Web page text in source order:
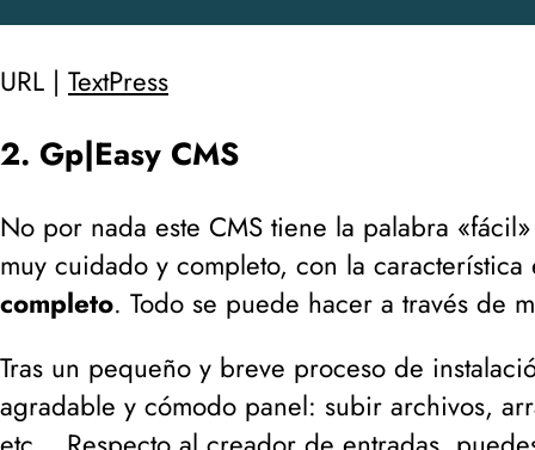
URL | TextPress
2. Gp|Easy CMS
No por nada este CMS tiene la palabra
muy cuidado y completo, con la
completo. Todo se puede hacer a través de
Tras un pequeño y breve proceso de
agradable y cómodo panel: subir archivos,